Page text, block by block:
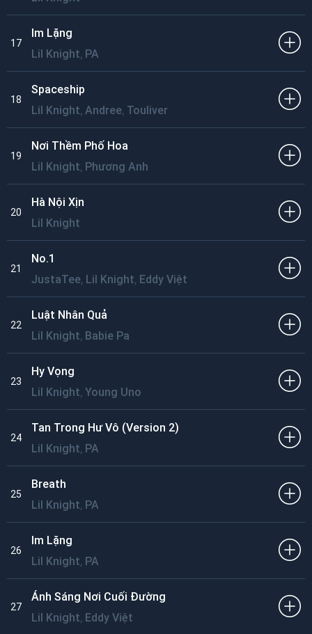
17
Im Lặng
Lil Knight, PA
18
Spaceship
Lil Knight, Andree, Touliver
19
Nơi Thềm Phố Hoa
Lil Knight, Phương Anh
20
Hà Nội Xịn
Lil Knight
21
No.1
JustaTee, Lil Knight, Eddy Việt
22
Luật Nhân Quả
Lil Knight, Babie Pa
23
Hy Vọng
Lil Knight, Young Uno
24
Tan Trong Hư Vô (Version 2)
Lil Knight, PA
25
Breath
Lil Knight, PA
26
Im Lặng
Lil Knight, PA
27
Ánh Sáng Nơi Cuối Đường
Lil Knight, Eddy Việt